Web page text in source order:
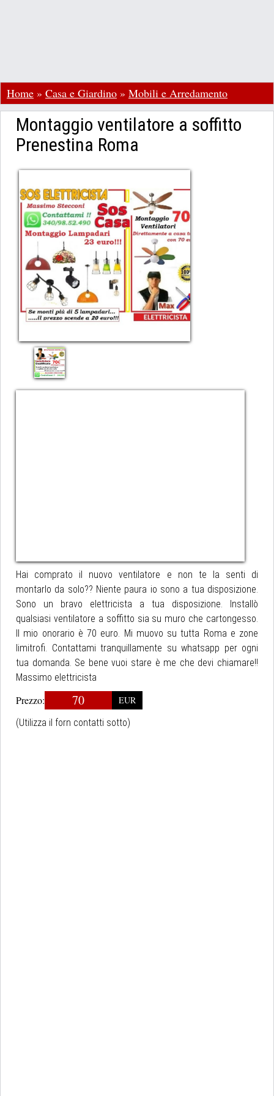
Home » Casa e Giardino » Mobili e Arredamento
Montaggio ventilatore a soffitto
Prenestina Roma
Hai comprato il nuovo ventilatore e non te la senti di
montarlo da solo?? Niente paura io sono a tua disposizione.
Sono un bravo elettricista a tua disposizione. Installò
qualsiasi ventilatore a soffitto sia su muro che cartongesso.
Il mio onorario è 70 euro. Mi muovo su tutta Roma e zone
limitrofi. Contattami tranquillamente su whatsapp per ogni
tua domanda. Se bene vuoi stare è me che devi chiamare!!
Massimo elettricista
Prezzo: 70
EUR
(Utilizza il forn contatti sotto)